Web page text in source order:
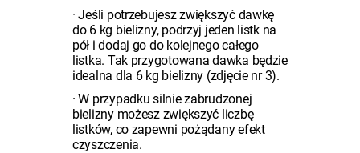
·Jeśli potrzebujesz zwiększyć dawkę
do 6 kg bielizny, podrzyj jeden listk na
pół i dodaj go do kolejnego całego
listka. Tak przygotowana dawka będzie
idealna dla 6 kg bielizny (zdjęcie nr 3).
·W przypadku silnie zabrudzonej
bielizny możesz zwiększyć liczbę
listków, co zapewni pożądany efekt
czyszczenia.